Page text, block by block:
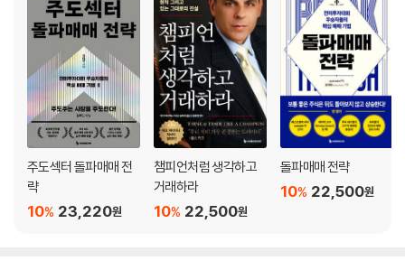
[10장] 그림 한 장이 백 마디 설명보다 낫다
차트가 초고수익을 달성하는 데 도움을 줄까? / 차트를 도구로 활용하라 /
차트는 원인이 아닌 결과다? / 기차가 정시에 오는가? / 먼저 해야 할 일 /
보합 구간을 찾아라 / 변동성 축소 패턴 / 축소 횟수 계산 / 기술적 발자국 /
변동성 축소는 무엇을 말해주는가? / 매물대 감지하기 / 왜 신고가 부근에
서 매수해야 할까? / 깊은 조정 패턴은 붕괴에 취약하다 / 시간 압축 / 흔들
기 / 수요의 증거를 확인하라 / 보합 이전의 급등 / 피봇 지점 / 피봇 지점에
서의 거래량 / 일중 거래량을 통한 추정 / 피봇 지점을 넘을 때까지 항상 기
다려라 / 스쿼트와 반전 회복 / 돌파 실패 여부는 어떻게 알까? / 오전장 반
주도섹터 돌파매매 전
략
23,220원
10%
챔피언처럼 생각하고
거래하라
22,500원
10%
돌파매매 전략
22,500원
10%